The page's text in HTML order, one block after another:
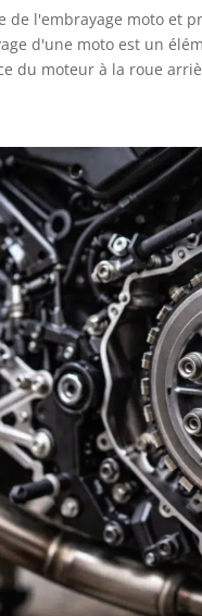
de l'embrayage moto et
d'une moto est un
du moteur à la roue